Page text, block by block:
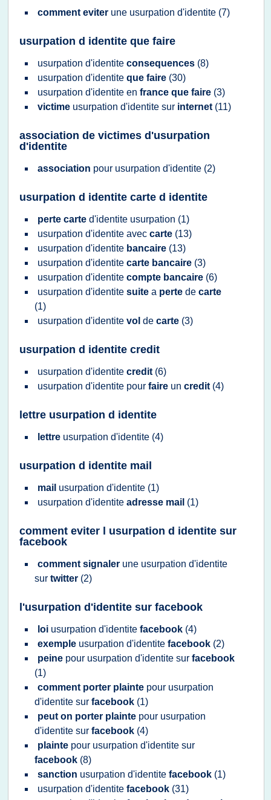
comment eviter une usurpation d'identite (7)
usurpation d identite que faire
usurpation d'identite consequences (8)
usurpation d'identite que faire (30)
usurpation d'identite en france que faire (3)
victime usurpation d'identite sur internet (11)
association de victimes d'usurpation
d'identite
association pour usurpation d'identite (2)
usurpation d identite carte d identite
perte carte d'identite usurpation (1)
usurpation d'identite avec carte (13)
usurpation d'identite bancaire (13)
usurpation d'identite carte bancaire (3)
usurpation d'identite compte bancaire (6)
usurpation d'identite suite a perte de carte
(1)
usurpation d'identite vol de carte (3)
usurpation d identite credit
usurpation d'identite credit (6)
usurpation d'identite pour faire un credit (4)
lettre usurpation d identite
lettre usurpation d'identite (4)
usurpation d identite mail
mail usurpation d'identite (1)
usurpation d'identite adresse mail (1)
comment eviter l usurpation d identite sur
facebook
comment signaler une usurpation d'identite
sur twitter (2)
l'usurpation d'identite sur facebook
loi usurpation d'identite facebook (4)
exemple usurpation d'identite facebook (2)
peine pour usurpation d'identite sur facebook
(1)
comment porter plainte pour usurpation
d'identite sur facebook (1)
peut on porter plainte pour usurpation
d'identite sur facebook (4)
plainte pour usurpation d'identite sur
facebook (8)
sanction usurpation d'identite facebook (1)
usurpation d'identite facebook (31)